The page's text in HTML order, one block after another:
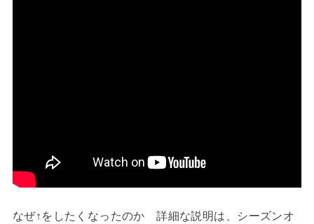
なぜ↑をしたくなったのか 詳細な説明は、シーズンオ